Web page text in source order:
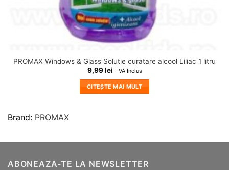
PROMAX Windows & Glass Solutie curatare alcool Liliac 1 litru
9,99lei TVA Inclus
CITEȘTE MAI MULT
Brand: PROMAX
ABONEAZA-TE LA NEWSLETTER